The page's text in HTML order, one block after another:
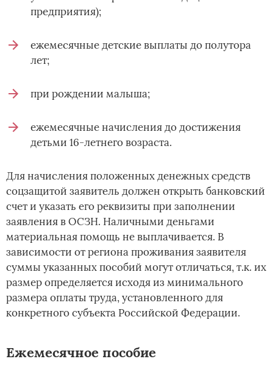
предприятия);
ежемесячные детские выплаты до полутора
лет;
при рождении малыша;
ежемесячные начисления до достижения
детьми 16-летнего возраста.
Для начисления положенных денежных средств
соцзащитой заявитель должен открыть банковский
счет и указать его реквизиты при заполнении
заявления в ОСЗН. Наличными деньгами
материальная помощь не выплачивается. В
зависимости от региона проживания заявителя
суммы указанных пособий могут отличаться, т.к. их
размер определяется исходя из минимального
размера оплаты труда, установленного для
конкретного субъекта Российской Федерации.
Ежемесячное пособие